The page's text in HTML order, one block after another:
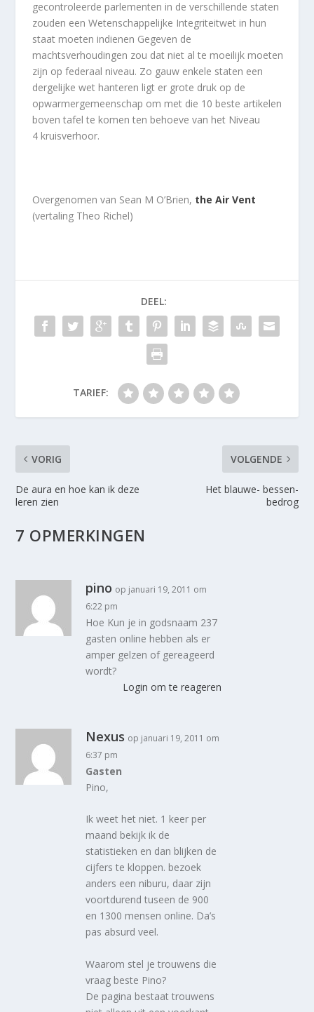
gecontroleerde parlementen in de verschillende staten
zouden een Wetenschappelijke Integriteitwet in hun
staat moeten indienen Gegeven de
machtsverhoudingen zou dat niet al te moeilijk moeten
zijn op federaal niveau. Zo gauw enkele staten een
dergelijke wet hanteren ligt er grote druk op de
opwarmergemeenschap om met die 10 beste artikelen
boven tafel te komen ten behoeve van het Niveau
4 kruisverhoor.
Overgenomen van Sean M O’Brien, the Air Vent
(vertaling Theo Richel)
DEEL:
TARIEF:
VORIG
De aura en hoe kan ik deze
leren zien
VOLGENDE
Het blauwe- bessen-
bedrog
7 OPMERKINGEN
pino op januari 19, 2011 om
6:22 pm
Hoe Kun je in godsnaam 237
gasten online hebben als er
amper gelzen of gereageerd
wordt?
Login om te reageren
Nexus op januari 19, 2011 om
6:37 pm
Gasten
Pino,
Ik weet het niet. 1 keer per
maand bekijk ik de
statistieken en dan blijken de
cijfers te kloppen. bezoek
anders een niburu, daar zijn
voortdurend tuseen de 900
en 1300 mensen online. Da’s
pas absurd veel.
Waarom stel je trouwens die
vraag beste Pino?
De pagina bestaat trouwens